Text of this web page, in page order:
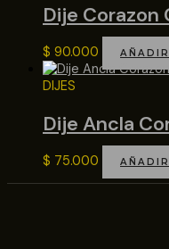
Dije Corazon
$ 90.000
DIJES
Dije Ancla
$ 75.000